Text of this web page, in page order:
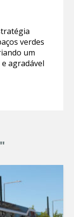
verdes
um
agradável